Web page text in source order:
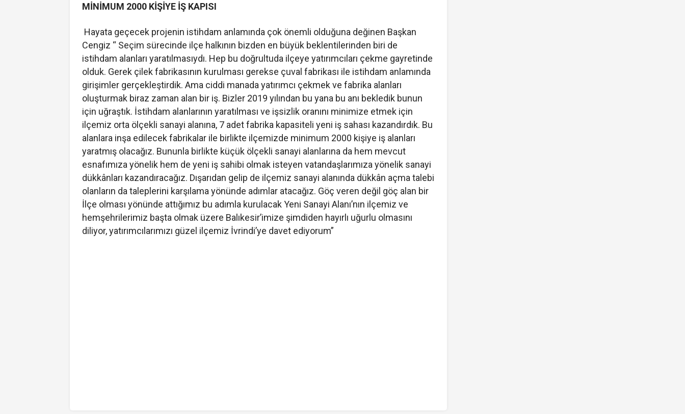
MİNİMUM 2000 KİŞİYE İŞ KAPISI
Hayata geçecek projenin istihdam anlamında çok önemli olduğuna değinen Başkan
Cengiz “ Seçim sürecinde ilçe halkının bizden en büyük beklentilerinden biri de
istihdam alanları yaratılmasıydı. Hep bu doğrultuda ilçeye yatırımcıları çekme gayretinde
olduk. Gerek çilek fabrikasının kurulması gerekse çuval fabrikası ile istihdam anlamında
girişimler gerçekleştirdik. Ama ciddi manada yatırımcı çekmek ve fabrika alanları
oluşturmak biraz zaman alan bir iş. Bizler 2019 yılından bu yana bu anı bekledik bunun
için uğraştık. İstihdam alanlarının yaratılması ve işsizlik oranını minimize etmek için
ilçemiz orta ölçekli sanayi alanına, 7 adet fabrika kapasiteli yeni iş sahası kazandırdık. Bu
alanlara inşa edilecek fabrikalar ile birlikte ilçemizde minimum 2000 kişiye iş alanları
yaratmış olacağız. Bununla birlikte küçük ölçekli sanayi alanlarına da hem mevcut
esnafımıza yönelik hem de yeni iş sahibi olmak isteyen vatandaşlarımıza yönelik sanayi
dükkânları kazandıracağız. Dışarıdan gelip de ilçemiz sanayi alanında dükkân açma talebi
olanların da taleplerini karşılama yönünde adımlar atacağız. Göç veren değil göç alan bir
İlçe olması yönünde attığımız bu adımla kurulacak Yeni Sanayi Alanı’nın ilçemiz ve
hemşehrilerimiz başta olmak üzere Balıkesir’imize şimdiden hayırlı uğurlu olmasını
diliyor, yatırımcılarımızı güzel ilçemiz İvrindi’ye davet ediyorum”